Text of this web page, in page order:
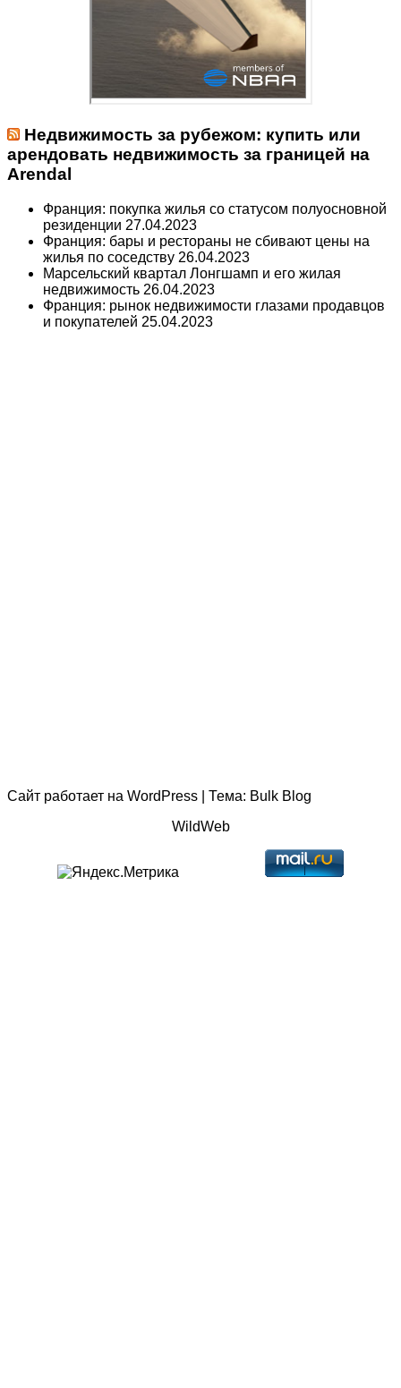
Недвижимость за рубежом: купить или
арендовать недвижимость за границей на
Arendal
Франция: покупка жилья со статусом полуосновной
резиденции 27.04.2023
Франция: бары и рестораны не сбивают цены на
жилья по соседству 26.04.2023
Марсельский квартал Лонгшамп и его жилая
недвижимость 26.04.2023
Франция: рынок недвижимости глазами продавцов
и покупателей 25.04.2023
Сайт работает на WordPress Тема: Bulk Blog
WildWeb